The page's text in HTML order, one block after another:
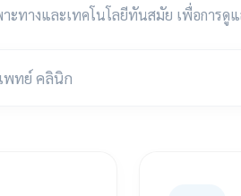
ทางและเทคโนโลยีทันสมัย เพื่อการดู